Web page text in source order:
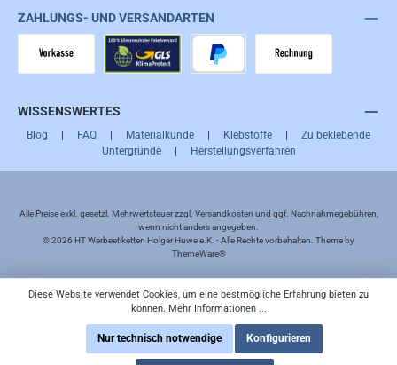
ZAHLUNGS- UND VERSANDARTEN
WISSENSWERTES
Blog FAQ Materialkunde Klebstoffe
Zu beklebende
Untergründe| Herstellungsverfahren
Alle Preise exkl. gesetzl. Mehrwertsteuer zzgl. Versandkosten und ggf. Nachnahmegebühren,
wenn nicht anders angegeben.
© 2026 HT Werbeetiketten Holger Huwe e.K. - Alle Rechte vorbehalten. Theme by
ThemeWare®
Diese Website verwendet Cookies, um eine bestmögliche Erfahrung bieten zu
können. Mehr Informationen ...
Nur technisch notwendige Konfigurieren